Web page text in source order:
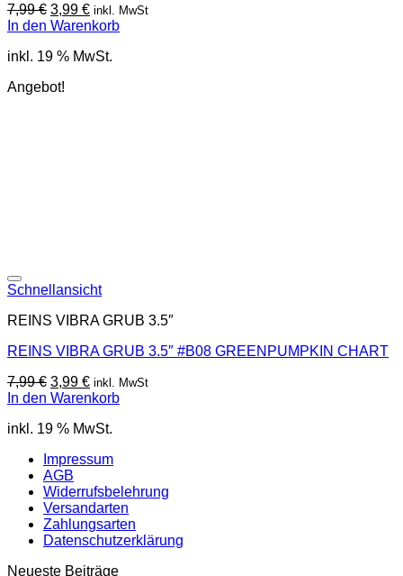
7,99€ Ursprünglicher
Preis
7,99 €
3,99 €Aktueller
Preis
3,99 €.
inkl. MwSt
In den Warenkorb
inkl. 19 % MwSt.
Angebot!
Schnellansicht
REINS VIBRA GRUB 3.5″
REINS VIBRA GRUB 3.5″ #B08 GREENPUMPKIN CHART
7,99€ Ursprünglicher
Preis
7,99 €
3,99 €Aktueller
Preis
3,99 €.
inkl. MwSt
In den Warenkorb
inkl. 19 % MwSt.
Impressum
AGB
Widerrufsbelehrung
Versandarten
Zahlungsarten
Datenschutzerklärung
Neueste Beiträge